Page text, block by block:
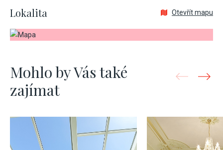
Lokalita Otevřít mapu
Mohlo by Vás také
zajímat